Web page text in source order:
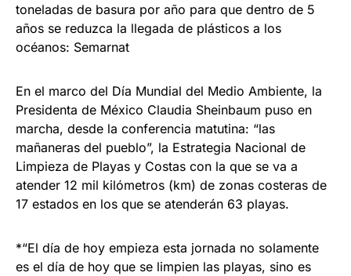
toneladas de basura por año para que dentro de 5
años se reduzca la llegada de plásticos a los
océanos: Semarnat
En el marco del Día Mundial del Medio Ambiente, la
Presidenta de México Claudia Sheinbaum puso en
marcha, desde la conferencia matutina: “las
mañaneras del pueblo”, la Estrategia Nacional de
Limpieza de Playas y Costas con la que se va a
atender 12 mil kilómetros (km) de zonas costeras de
17 estados en los que se atenderán 63 playas.
*“El día de hoy empieza esta jornada no solamente
es el día de hoy que se limpien las playas, sino es